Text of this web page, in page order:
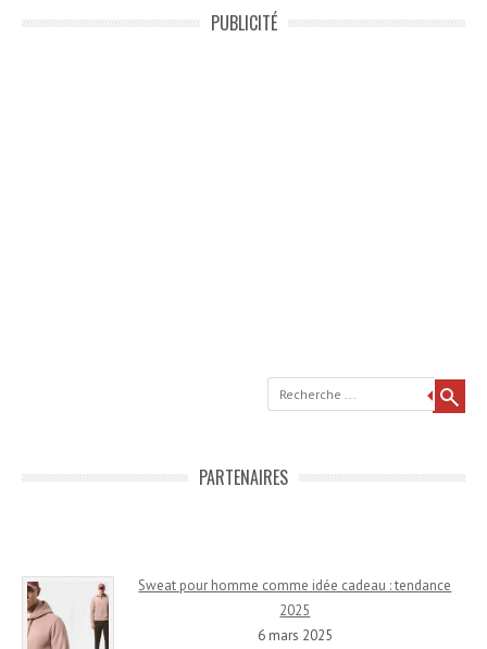
PUBLICITÉ
Recherche
PARTENAIRES
Sweat pour homme comme idée cadeau : tendance
2025
6 mars 2025